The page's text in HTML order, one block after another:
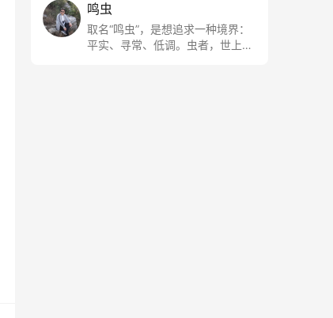
鸣虫
取名“鸣虫”，是想追求一种境界：
平实、寻常、低调。虫者，世上最